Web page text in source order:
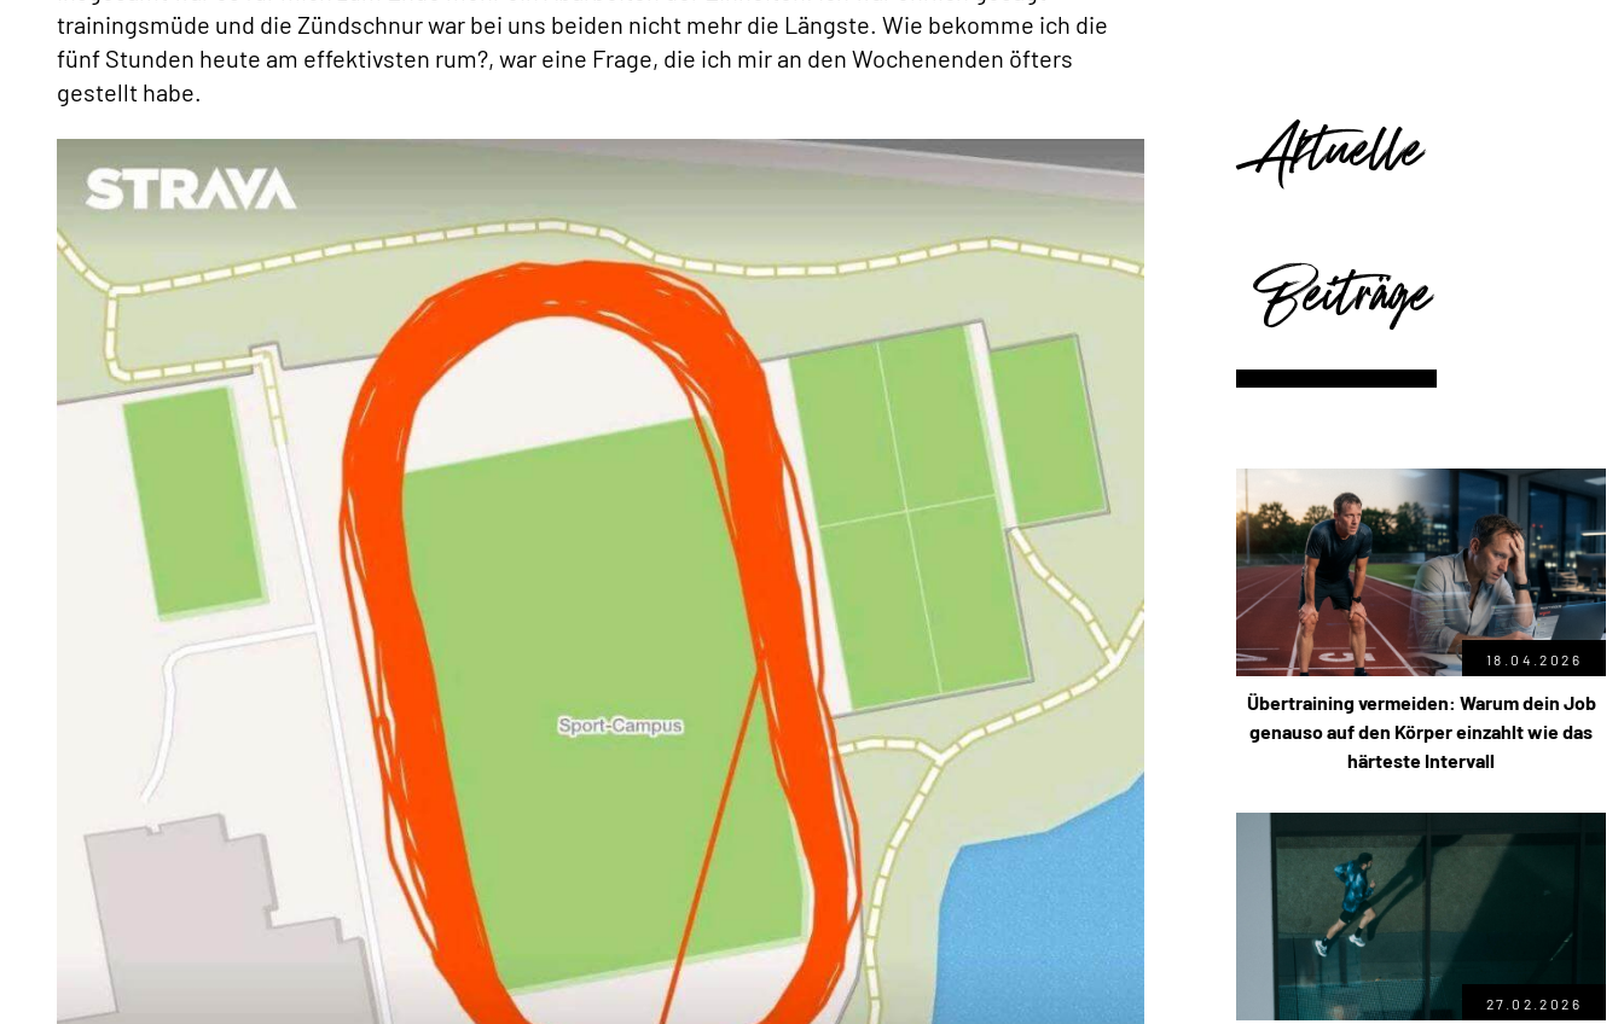
trainingsmüde und die Zündschnur war bei uns beiden nicht mehr die Längste. Wie bekomme ich die
fünf Stunden heute am effektivsten rum?, war eine Frage, die ich mir an den Wochenenden öfters
gestellt habe.
Aktuelle
Beiträge
18.04.2026
Übertraining vermeiden: Warum dein Job
genauso auf den Körper einzahlt wie das
härteste Intervall
27.02.2026